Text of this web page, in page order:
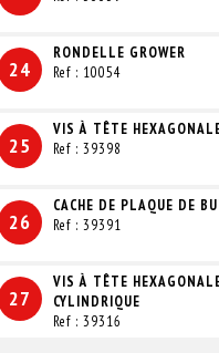
24
RONDELLE GROWER
Ref : 10054
25
VIS À TÊTE
Ref : 39398
26
CACHE DE PLAQUE DE
Ref : 39391
27
VIS À TÊTE
CYLINDRIQUE
Ref : 39316